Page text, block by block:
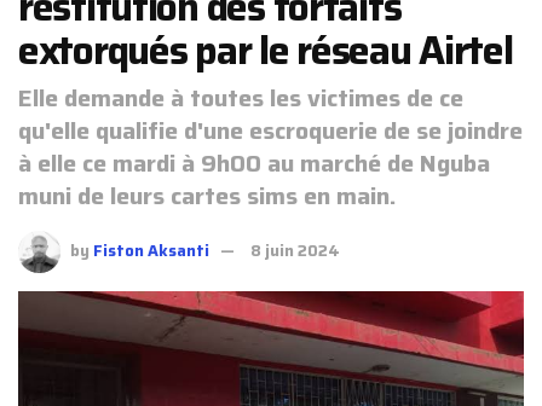
extorqués par le réseau Airtel
Elle demande à toutes les victimes de ce
qu'elle qualifie d'une escroquerie de se joindre
à elle ce mardi à 9h00 au marché de Nguba
muni de leurs cartes sims en main.
by Fiston Aksanti 8 juin 2024